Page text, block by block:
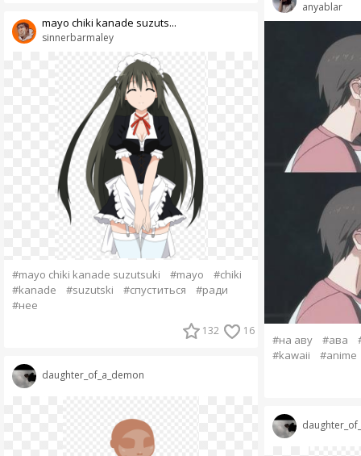
sinnerbarmaley
mayo chiki kanade suzuts...
#mayo chiki kanade suzutsuki #mayo
#chiki
#kanade
#suzutski #спуститься
#ради
#нее
132 16
daughter_of_a_demon
anyablar
#на аву #ава
#kawaii
#anime